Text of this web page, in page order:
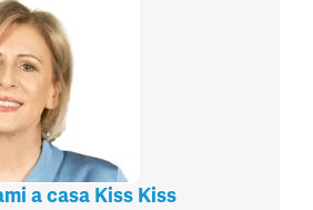
a casa Kiss Kiss